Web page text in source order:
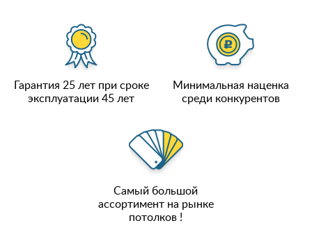
Гарантия 25 лет при сроке
эксплуатации 45 лет
Минимальная наценка
среди конкурентов
Самый большой
ассортимент на рынке
потолков !